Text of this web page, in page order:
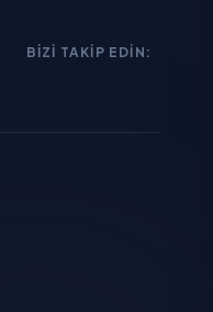
BIZI TAKIP EDIN: